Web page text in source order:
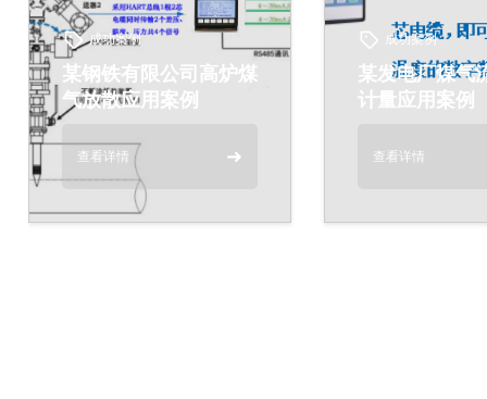
成功案例
某钢铁有限公司高炉煤
气放散应用案例
查看详情 ➜
成功案例
某发电厂煤气
计量应用案例
查看详情